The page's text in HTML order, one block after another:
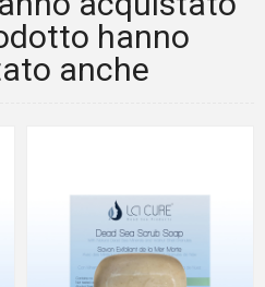
hanno
anche